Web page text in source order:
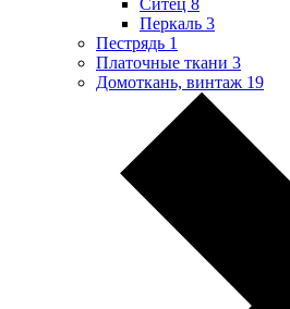
Ситец 8
Перкаль 3
Пестрядь 1
Платочные ткани 3
Домоткань, винтаж 19